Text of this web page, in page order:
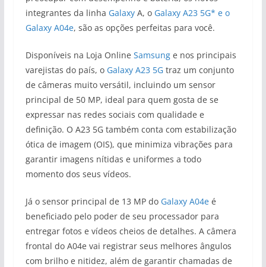
integrantes da linha GalaxyA, o Galaxy A23 5G* e o
Galaxy A04e, são as opções perfeitas para você.
Disponíveis na Loja Online Samsunge nos principais
varejistas do país, o Galaxy A23 5Gtraz um conjunto
de câmeras muito versátil, incluindo um sensor
principal de 50 MP, ideal para quem gosta de se
expressar nas redes sociais com qualidade e
definição. O A23 5G também conta com estabilização
ótica de imagem (OIS), que minimiza vibrações para
garantir imagens nítidas e uniformes a todo
momento dos seus vídeos.
Já o sensor principal de 13 MP do Galaxy A04eé
beneficiado pelo poder de seu processador para
entregar fotos e vídeos cheios de detalhes. A câmera
frontal do A04e vai registrar seus melhores ângulos
com brilho e nitidez, além de garantir chamadas de